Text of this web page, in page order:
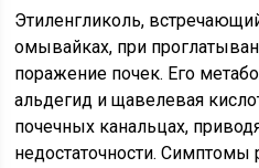
Этиленгликоль,
омывайках, при
поражение почек. Его
альдегид и щавелевая
почечных канальцах,
недостаточности. Симптомы